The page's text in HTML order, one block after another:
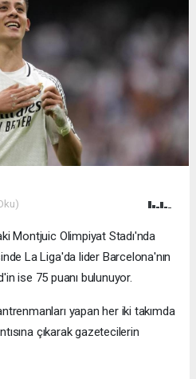
Montjuic Olimpiyat Stadı'nda
La Liga'da lider Barcelona'nın
ise 75 puanı bulunuyor.
yapan her iki takımda
çıkarak gazetecilerin